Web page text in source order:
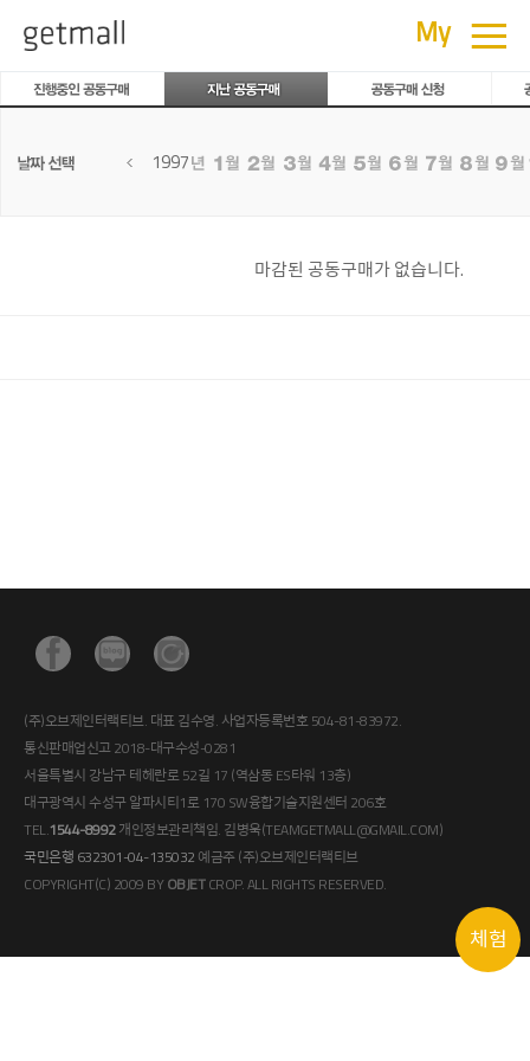
My ≡
공동구매
1997
마감된 공동구매가 없습니다.
(주)오브제인터랙티브. 대표 김수영. 사업자등록번호 504-81-83972.
통신판매업신고 2018-대구수성-0281
서울특별시 강남구 테헤란로 52길 17 (역삼동 ES타워 13층)
대구광역시 수성구 알파시티1로 170 SW융합기술지원센터 206호
TEL.1544-8992개인정보관리책임. 김병욱(TEAMGETMALL@GMAIL.COM)
국민은행 632301-04-135032 예금주 (주)오브제인터랙티브
COPYRIGHT(C) 2009 BYOBJETCROP. ALL RIGHTS RESERVED.
체험